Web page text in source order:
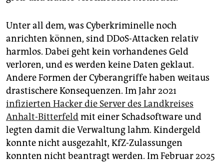
Unter all dem, was Cyberkriminelle noch
anrichten können, sind DDoS-Attacken relativ
harmlos. Dabei geht kein vorhandenes Geld
verloren, und es werden keine Daten geklaut.
Andere Formen der Cyberangriffe haben weitaus
drastischere Konsequenzen. Im Jahr 2021
infizierten Hacker die Server des Landkreises
Anhalt-Bitterfeldmit einer Schadsoftware und
legten damit die Verwaltung lahm. Kindergeld
konnte nicht ausgezahlt, KfZ-Zulassungen
konnten nicht beantragt werden. Im Februar 2025